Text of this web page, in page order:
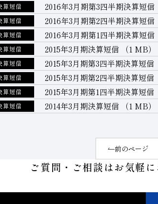
算短信 2016年3月期第3四半期決算短信
算短信 2016年3月期第2四半期決算短信
算短信 2016年3月期第1四半期決算短信
算短信 2015年3月期決算短信 （1 MB）
算短信 2015年3月期第3四半期決算短信
算短信 2015年3月期第2四半期決算短信
算短信 2015年3月期第1四半期決算短信
算短信 2014年3月期決算短信 （1 MB）
前のページ
ご質問・ご相談はお気軽に